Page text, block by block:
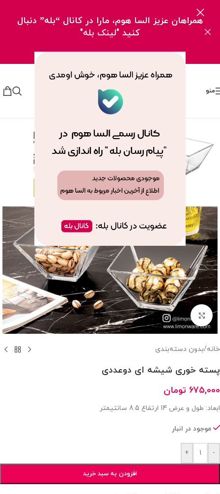
همراهان عزیز السا هوم، مارا در کانال “بله” دنبال
کنید "لینک بله"
منو
بزرگنمایی تصویر
خانه/بدون دسته‌بندی
پسته خوری شیشه ای دوعددی
675,000 تومان
ابعاد: طول و عرض 14 ارتفاع 8.5 سانتیمتر
موجود در انبار
-
+
افزودن به سبد خرید